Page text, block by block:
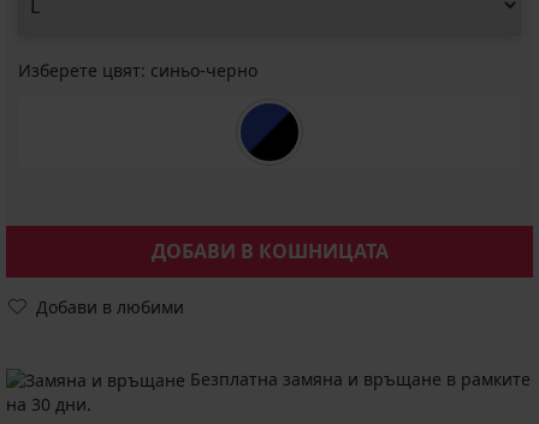
Изберете цвят: синьо-черно
ДОБАВИ В КОШНИЦАТА
Добави в любими
Безплатна замяна и връщане в рамките
на 30 дни.